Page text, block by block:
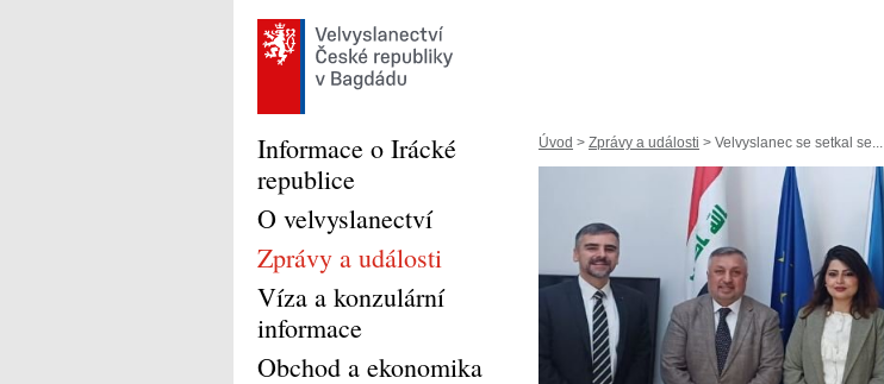
Úvod > Zprávy a události > Velvyslanec se setkal se...
Informace o Irácké
republice
O velvyslanectví
Zprávy a události
Víza a konzulární
informace
Obchod a ekonomika